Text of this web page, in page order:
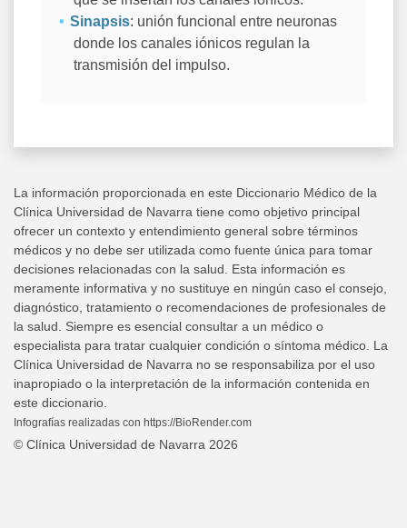
Sinapsis: unión funcional entre neuronas
donde los canales iónicos regulan la
transmisión del impulso.
La información proporcionada en este Diccionario Médico de la
Clínica Universidad de Navarra tiene como objetivo principal
ofrecer un contexto y entendimiento general sobre términos
médicos y no debe ser utilizada como fuente única para tomar
decisiones relacionadas con la salud. Esta información es
meramente informativa y no sustituye en ningún caso el consejo,
diagnóstico, tratamiento o recomendaciones de profesionales de
la salud. Siempre es esencial consultar a un médico o
especialista para tratar cualquier condición o síntoma médico. La
Clínica Universidad de Navarra no se responsabiliza por el uso
inapropiado o la interpretación de la información contenida en
este diccionario.
Infografías realizadas con https://BioRender.com
© Clínica Universidad de Navarra 2026